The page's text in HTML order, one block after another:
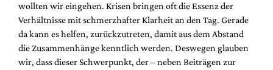
wollten wir eingehen. Krisen bringen oft die Essenz der
Verhältnisse mit schmerzhafter Klarheit an den Tag. Gerade
da kann es helfen, zurückzutreten, damit aus dem Abstand
die Zusammenhänge kenntlich werden. Deswegen glauben
wir, dass dieser Schwerpunkt, der – neben Beiträgen zur